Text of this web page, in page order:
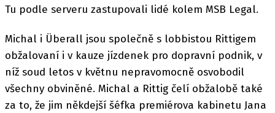
Tu podle serveru zastupovali lidé kolem MSB Legal.
Michal i Überall jsou společně s lobbistou Rittigem
obžalovaní i v kauze jízdenek pro dopravní podnik, v
níž soud letos v květnu nepravomocně osvobodil
všechny obviněné. Michal a Rittig čelí obžalobě také
za to, že jim někdejší šéfka premiérova kabinetu Jana